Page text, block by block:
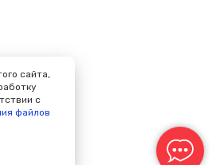
сайта,
с
файлов